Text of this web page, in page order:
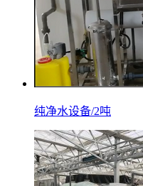
纯净水设备/2吨